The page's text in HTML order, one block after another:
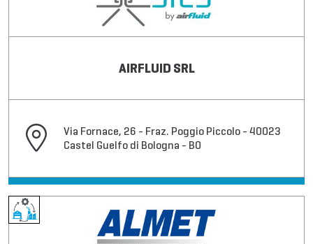
AIRFLUID SRL
Via Fornace, 26 - Fraz. Poggio Piccolo - 40023
Castel Guelfo di Bologna - BO